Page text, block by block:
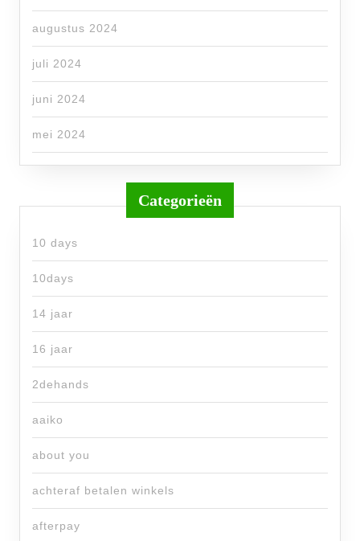
augustus 2024
juli 2024
juni 2024
mei 2024
Categorieën
10 days
10days
14 jaar
16 jaar
2dehands
aaiko
about you
achteraf betalen winkels
afterpay